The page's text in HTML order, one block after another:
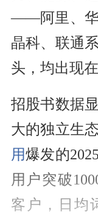
——阿里、华
晶科、联通
头，均出现
招股书数据
大的独立生
用爆发的
用户突破
客户，日均